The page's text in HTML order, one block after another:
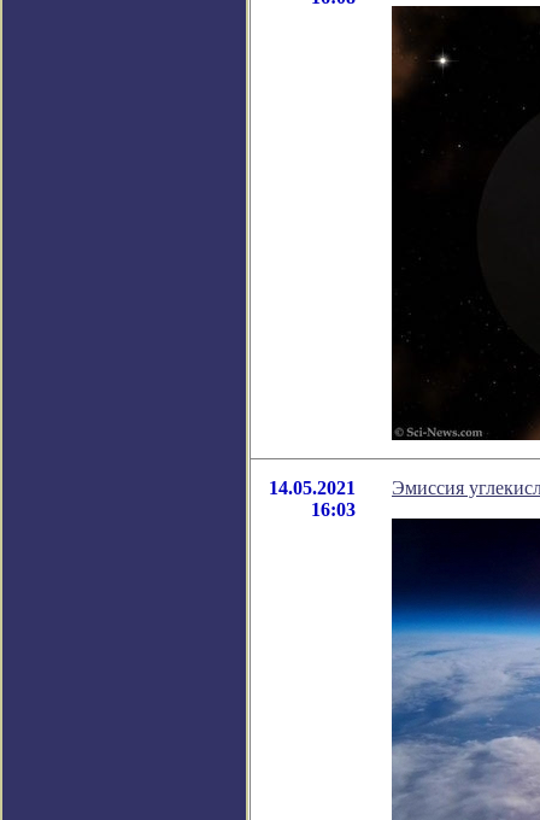
14.05.2021
16:03
Эмиссия